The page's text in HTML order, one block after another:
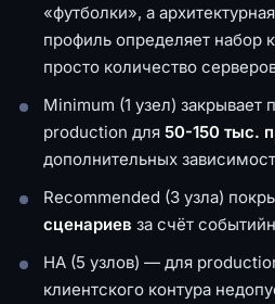
«футболки», а
профиль определяет набор
просто количество
Minimum (1 узел) закрывает
production для 50-150 тыс.
дополнительных
Recommended (3 узла)
сценариев за счёт
HA (5 узлов) — для
клиентского контура